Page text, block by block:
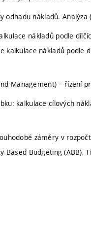
nákladů. Analýza
nákladů podle
kalkulace nákladů podle
Management) – řízení
kalkulace cílových
záměry v
Budgeting (ABB),